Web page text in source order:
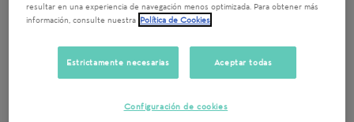
¡Apúntate a esta nueva actividad
de voluntariado! Gracias a tu
participación contribuirás a que
personas en situación de
resultar en una experiencia de navegación menos optimizada. Para obtener más
información, consulte nuestra Política de Cookies
Estrictamente necesarias Aceptar todas
Configuración de cookies